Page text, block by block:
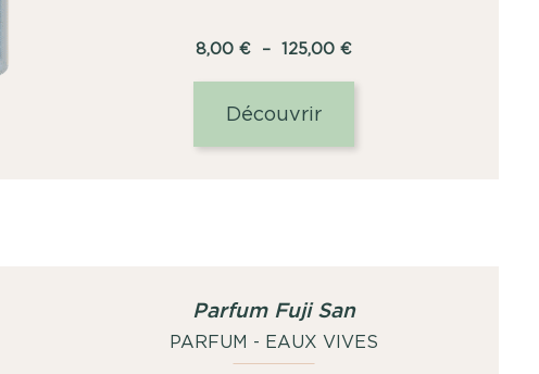
8,00€ – 125,00€Plage
Découvrir
Parfum Fuji San
PARFUM - EAUX VIVES